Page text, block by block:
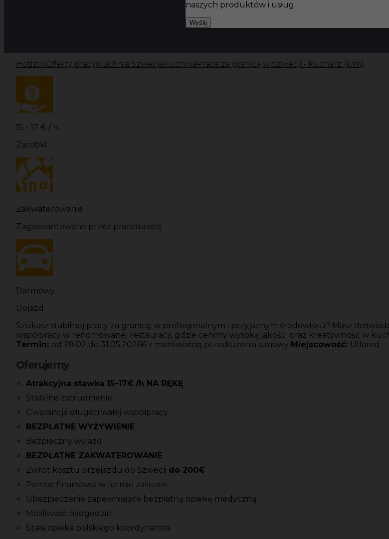
HotistinOferty pracy Kuchnia Szwecja Kuchnia Praca za granicą w Szwecji - kucharz (k/m)
15 - 17 € / h
Zarobki
Zakwaterowanie
Zagwarantowane przez pracodawcę
Darmowy
Dojazd
Szukasz stabilnej pracy za granicą, w profesjonalnym i przyjaznym środowisku? Masz
współpracy w renomowanej restauracji, gdzie cenimy wysoką jakość oraz kreatywność w
Termin: od 28.02 do 31.05.20266 z możliwością przedłużenia umowy Miejscowość: Ullared
Oferujemy
Atrakcyjna stawka 15-17€ /h NA RĘKĘ
Stabilne zatrudnienie
Gwarancja długotrwałej współpracy
BEZPŁATNE WYŻYWIENIE
Bezpieczny wyjazd
BEZPŁATNE ZAKWATEROWANIE
Zwrot kosztu przejazdu do Szwecji do 200€
Pomoc finansowa w formie zaliczek
Ubezpieczenie zapewniające bezpłatną opiekę medyczną
Możliwość nadgodzin
Stała opieka polskiego koordynatora
naszych produktów i usług.
Wyślij